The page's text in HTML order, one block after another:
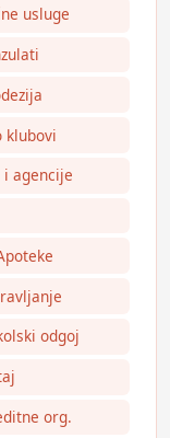
usluge
klubovi
agencije
odgoj
org.